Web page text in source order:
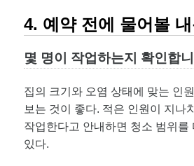
4. 예약 전에 물어볼
몇 명이 작업하는지 확인합
집의 크기와 오염 상태에 맞는 인
보는 것이 좋다. 적은 인원이 지나
작업한다고 안내하면 청소 범위를
있다.